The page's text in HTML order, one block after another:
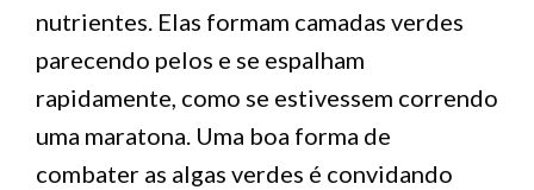
nutrientes. Elas formam camadas verdes
parecendo pelos e se espalham
rapidamente, como se estivessem correndo
uma maratona. Uma boa forma de
combater as algas verdes é convidando